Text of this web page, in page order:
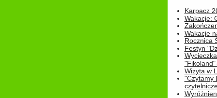
Karpacz
Wakacje:
Wakacje
Rocznica
Festyn
Wizyta w
"Czytamy